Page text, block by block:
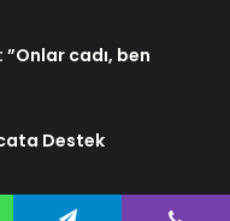
cadı, ben
Destek